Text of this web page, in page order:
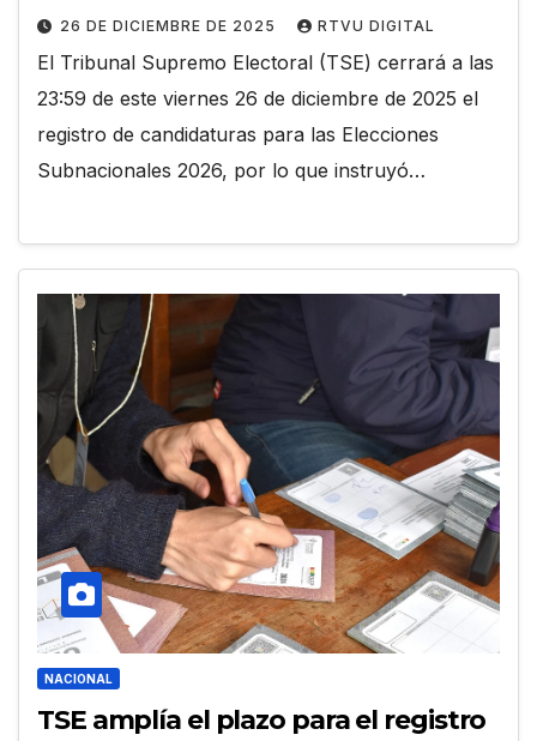
26 DE DICIEMBRE DE 2025 RTVU DIGITAL
El Tribunal Supremo Electoral (TSE) cerrará a las
23:59 de este viernes 26 de diciembre de 2025 el
registro de candidaturas para las Elecciones
Subnacionales 2026, por lo que instruyó…
NACIONAL
TSE amplía el plazo para el registro